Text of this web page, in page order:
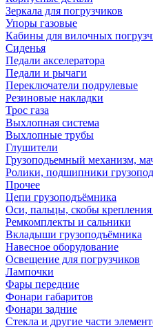
Зеркала для погрузчиков
Упоры газовые
Кабины для вилочных
Сиденья
Педали акселератора
Педали и рычаги
Переключатели подрулевые
Резиновые накладки
Трос газа
Выхлопная система
Выхлопные трубы
Глушители
Грузоподьемный механизм,
Ролики, подшипники
Прочее
Цепи грузоподъёмника
Оси, пальцы, скобы крепления
Ремкомплекты и сальники
Вкладыши грузоподъёмника
Навесное оборудование
Освещение для погрузчиков
Лампочки
Фары передние
Фонари габаритов
Фонари задние
Стекла и другие части